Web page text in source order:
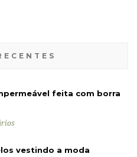
feita com borra
vestindo a moda